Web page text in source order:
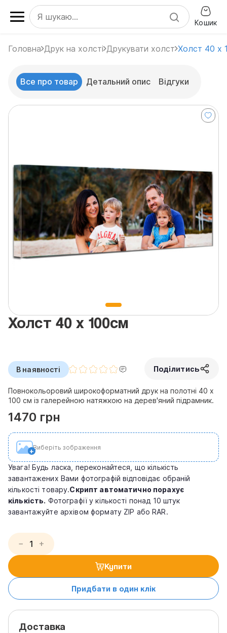
Кошик
Головна Друк на холсті Друкувати холст Холст 40 х
Все про товар Детальний опис Відгуки
Холст 40 х 100см
В наявності Поділитись
Повнокольоровий широкоформатний друк на полотні 40 х
100 см із галерейною натяжкою на дерев'яний підрамник.
1470 грн
Виберіть зображення
Увага! Будь ласка, переконайтеся, що кількість
завантажених Вами фотографій відповідає обраній
кількості товару.Скрипт автоматично порахує
кількість. Фотографії у кількості понад 10 штук
завантажуйте архівом формату ZIP або RAR.
− +
Купити
Придбати в один клік
Доставка